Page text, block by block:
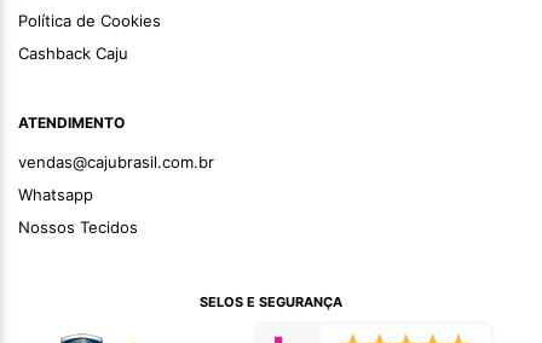
Política de Cookies
Cashback Caju
ATENDIMENTO
vendas@cajubrasil.com.br
Whatsapp
Nossos Tecidos
SELOS E SEGURANÇA